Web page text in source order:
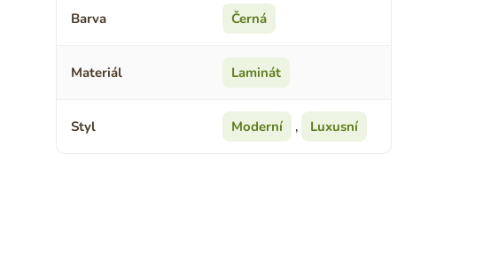
Barva Černá
Materiál Laminát
Styl Moderní , Luxusní